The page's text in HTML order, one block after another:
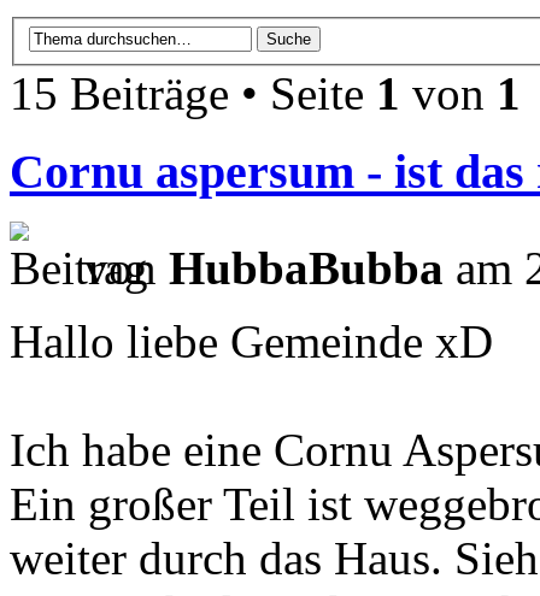
15 Beiträge • Seite 1 von 1
Cornu aspersum - ist
von HubbaBubba am
Hallo liebe Gemeinde xD
Ich habe eine Cornu
Ein großer Teil ist
weiter durch das Haus.